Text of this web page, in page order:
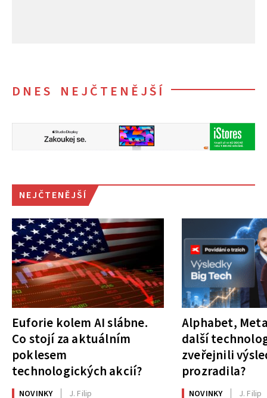
DNES NEJČTENĚJŠÍ
NEJČTENĚJŠÍ
Euforie kolem AI slábne.
Co stojí za aktuálním
poklesem
technologických akcií?
NOVINKY J. Filip
Alphabet,
další
zveřejnili
prozradila?
NOVINKY J. Filip